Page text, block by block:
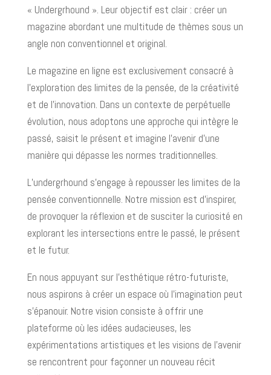
« Undergrhound ». Leur objectif est clair : créer un
magazine abordant une multitude de thèmes sous un
angle non conventionnel et original.
Le magazine en ligne est exclusivement consacré à
l’exploration des limites de la pensée, de la créativité
et de l’innovation. Dans un contexte de perpétuelle
évolution, nous adoptons une approche qui intègre le
passé, saisit le présent et imagine l’avenir d’une
manière qui dépasse les normes traditionnelles.
L’undergrhound s’engage à repousser les limites de la
pensée conventionnelle. Notre mission est d’inspirer,
de provoquer la réflexion et de susciter la curiosité en
explorant les intersections entre le passé, le présent
et le futur.
En nous appuyant sur l’esthétique rétro-futuriste,
nous aspirons à créer un espace où l’imagination peut
s’épanouir. Notre vision consiste à offrir une
plateforme où les idées audacieuses, les
expérimentations artistiques et les visions de l’avenir
se rencontrent pour façonner un nouveau récit